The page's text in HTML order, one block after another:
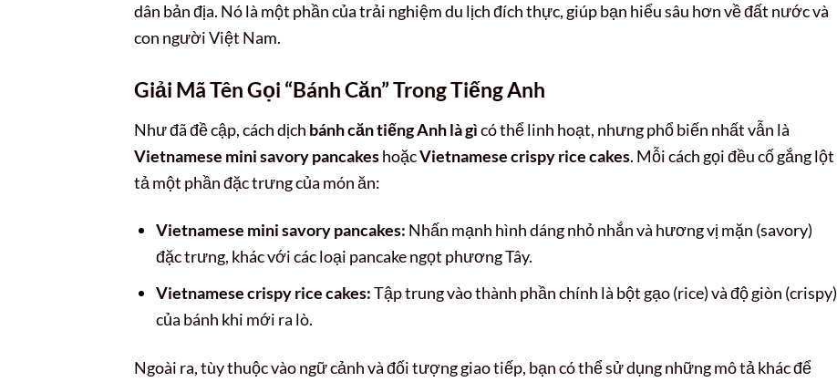
dân bản địa. Nó là một phần của trải nghiệm du lịch đích thực, giúp bạn hiểu sâu hơn về đất nước và
con người Việt Nam.
Giải Mã Tên Gọi “Bánh Căn” Trong Tiếng Anh
Như đã đề cập, cách dịch bánh căn tiếng Anh là gìcó thể linh hoạt, nhưng phổ biến nhất vẫn là
Vietnamese mini savory pancakeshoặcVietnamese crispy rice cakes. Mỗi cách gọi đều cố gắng lột
tả một phần đặc trưng của món ăn:
Vietnamese mini savory pancakes: Nhấn mạnh hình dáng nhỏ nhắn và hương vị mặn (savory)
đặc trưng, khác với các loại pancake ngọt phương Tây.
Vietnamese crispy rice cakes:Tập trung vào thành phần chính là bột gạo (rice) và độ giòn (crispy)
của bánh khi mới ra lò.
Ngoài ra, tùy thuộc vào ngữ cảnh và đối tượng giao tiếp, bạn có thể sử dụng những mô tả khác để